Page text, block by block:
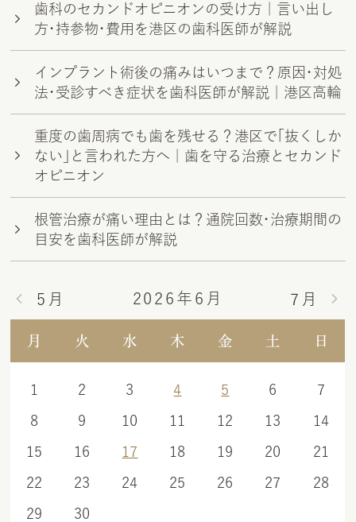
歯科のセカンドオピニオンの受け方｜言い出し
方・持参物・費用を港区の歯科医師が解説
インプラント術後の痛みはいつまで？原因・対処
法・受診すべき症状を歯科医師が解説｜港区高輪
重度の歯周病でも歯を残せる？港区で「抜くしか
ない」と言われた方へ｜歯を守る治療とセカンド
オピニオン
根管治療が痛い理由とは？通院回数・治療期間の
目安を歯科医師が解説
2026年6月
月 火 水 木 金 土 日
5月 7月
1 2 3 4 5 6 7
8 9 10 11 12 13 14
15 16 17 18 19 20 21
22 23 24 25 26 27 28
29 30